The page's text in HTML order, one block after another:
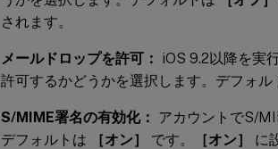
されます。
メールドロップを許可： iOS 9.2以降を実
許可するかどうかを選択します。デフォル
S/MIME署名の有効化： アカウントでS/
デフォルトは
［オン］ です。 ［オン］
に